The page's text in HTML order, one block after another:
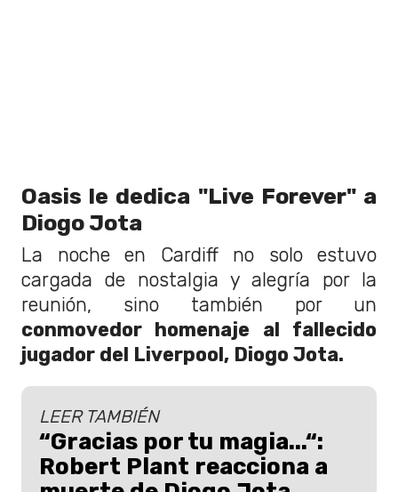
Oasis le dedica "Live Forever" a
Diogo Jota
La noche en Cardiff no solo estuvo
cargada de nostalgia y alegría por la
reunión, sino también por un
conmovedor homenaje al fallecido
jugador del Liverpool, Diogo Jota.
LEER TAMBIÉN
“Gracias por tu magia...“:
Robert Plant reacciona a